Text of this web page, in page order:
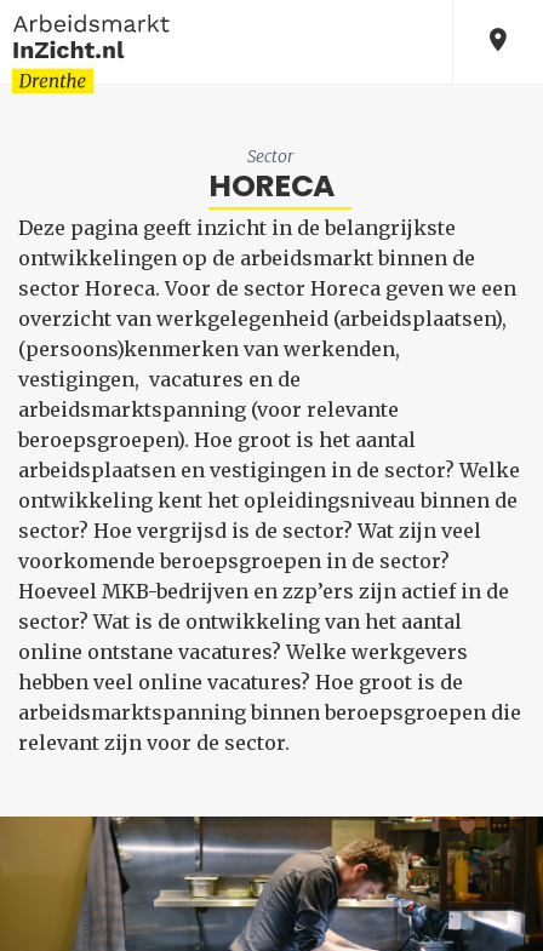
Sector
HORECA
Deze pagina geeft inzicht in de belangrijkste
ontwikkelingen op de arbeidsmarkt binnen de
sector Horeca. Voor de sector Horeca geven we een
overzicht van werkgelegenheid (arbeidsplaatsen),
(persoons)kenmerken van werkenden,
vestigingen, vacatures en de
arbeidsmarktspanning (voor relevante
beroepsgroepen). Hoe groot is het aantal
arbeidsplaatsen en vestigingen in de sector? Welke
ontwikkeling kent het opleidingsniveau binnen de
sector? Hoe vergrijsd is de sector? Wat zijn veel
voorkomende beroepsgroepen in de sector?
Hoeveel MKB-bedrijven en zzp’ers zijn actief in de
sector? Wat is de ontwikkeling van het aantal
online ontstane vacatures? Welke werkgevers
hebben veel online vacatures? Hoe groot is de
arbeidsmarktspanning binnen beroepsgroepen die
relevant zijn voor de sector.